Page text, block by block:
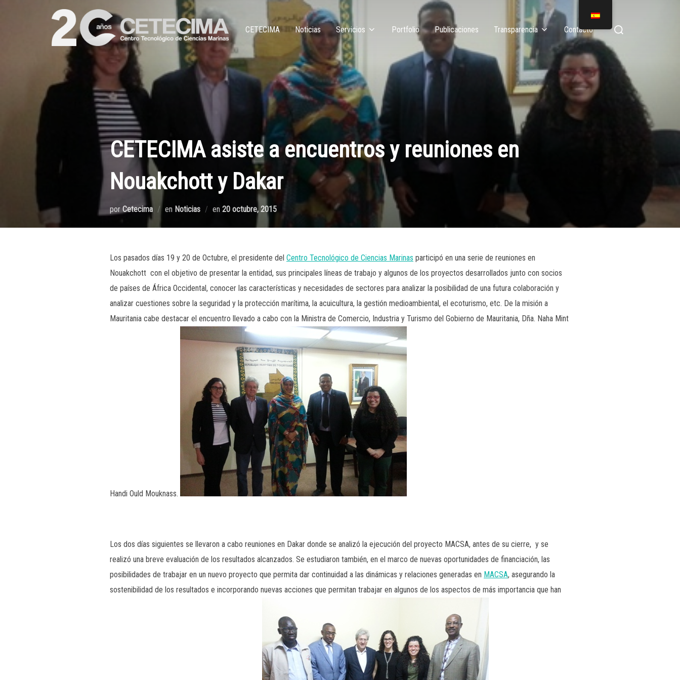
CETECIMA Noticias Servicios Portfolio Publicaciones Transparencia Contacto
CETECIMA asiste a encuentros y reuniones en
Nouakchott y Dakar
por Cetecima en Noticias en 20 octubre, 2015
Los pasados días 19 y 20 de Octubre, el presidente del Centro Tecnológico de Ciencias Marinas participó en una serie de reuniones en
Nouakchott con el objetivo de presentar la entidad, sus principales líneas de trabajo y algunos de los proyectos desarrollados junto con socios
de países de África Occidental, conocer las características y necesidades de sectores para analizar la posibilidad de una futura colaboración y
analizar cuestiones sobre la seguridad y la protección marítima, la acuicultura, la gestión medioambiental, el ecoturismo, etc. De la misión a
Mauritania cabe destacar el encuentro llevado a cabo con la Ministra de Comercio, Industria y Turismo del Gobierno de Mauritania, Dña. Naha Mint
Handi Ould Mouknass.
Los dos días siguientes se llevaron a cabo reuniones en Dakar donde se analizó la ejecución del proyecto MACSA, antes de su cierre, y se
realizó una breve evaluación de los resultados alcanzados. Se estudiaron también, en el marco de nuevas oportunidades de financiación, las
posibilidades de trabajar en un nuevo proyecto que permita dar continuidad a las dinámicas y relaciones generadas en MACSA, asegurando la
sostenibilidad de los resultados e incorporando nuevas acciones que permitan trabajar en algunos de los aspectos de más importancia que han